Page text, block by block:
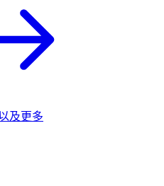
及更多